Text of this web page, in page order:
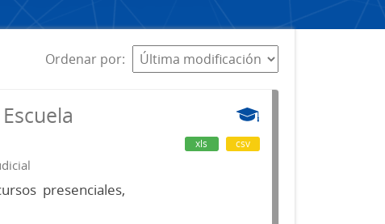
Ordenar por
presenciales,
xls csv